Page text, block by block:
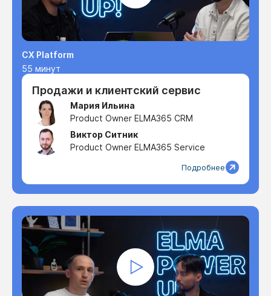
CX Platform
55 минут
Продажи и клиентский сервис
Мария Ильина
Product Owner ELMA365 CRM
Виктор Ситник
Product Owner ELMA365 Service
Подробнее